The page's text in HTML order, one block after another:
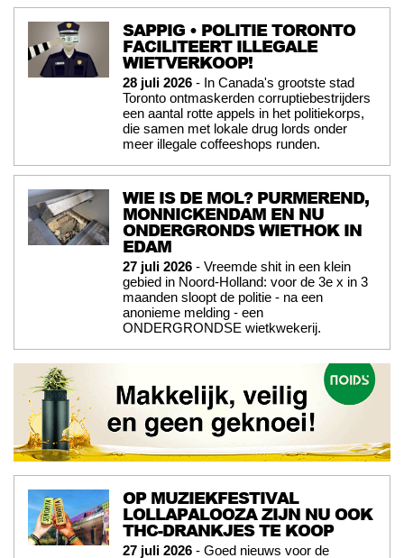
SAPPIG • POLITIE TORONTO
FACILITEERT ILLEGALE
WIETVERKOOP!
28 juli 2026 - In Canada's grootste stad
Toronto ontmaskerden corruptiebestrijders
een aantal rotte appels in het politiekorps,
die samen met lokale drug lords onder
meer illegale coffeeshops runden.
WIE IS DE MOL? PURMEREND,
MONNICKENDAM EN NU
ONDERGRONDS WIETHOK IN
EDAM
27 juli 2026 - Vreemde shit in een klein
gebied in Noord-Holland: voor de 3e x in 3
maanden sloopt de politie - na een
anonieme melding - een
ONDERGRONDSE wietkwekerij.
OP MUZIEKFESTIVAL
LOLLAPALOOZA ZIJN NU OOK
THC-DRANKJES TE KOOP
27 juli 2026 - Goed nieuws voor de